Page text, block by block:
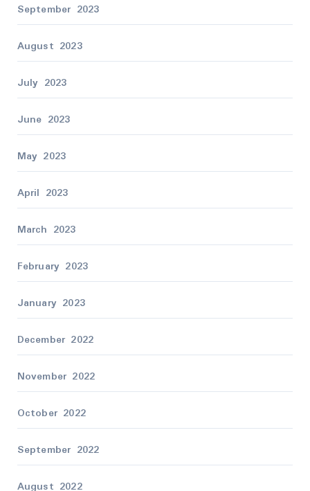
September 2023
August 2023
July 2023
June 2023
May 2023
April 2023
March 2023
February 2023
January 2023
December 2022
November 2022
October 2022
September 2022
August 2022